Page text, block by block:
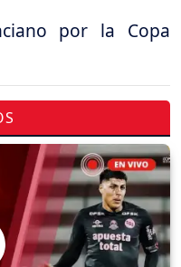
por la Copa